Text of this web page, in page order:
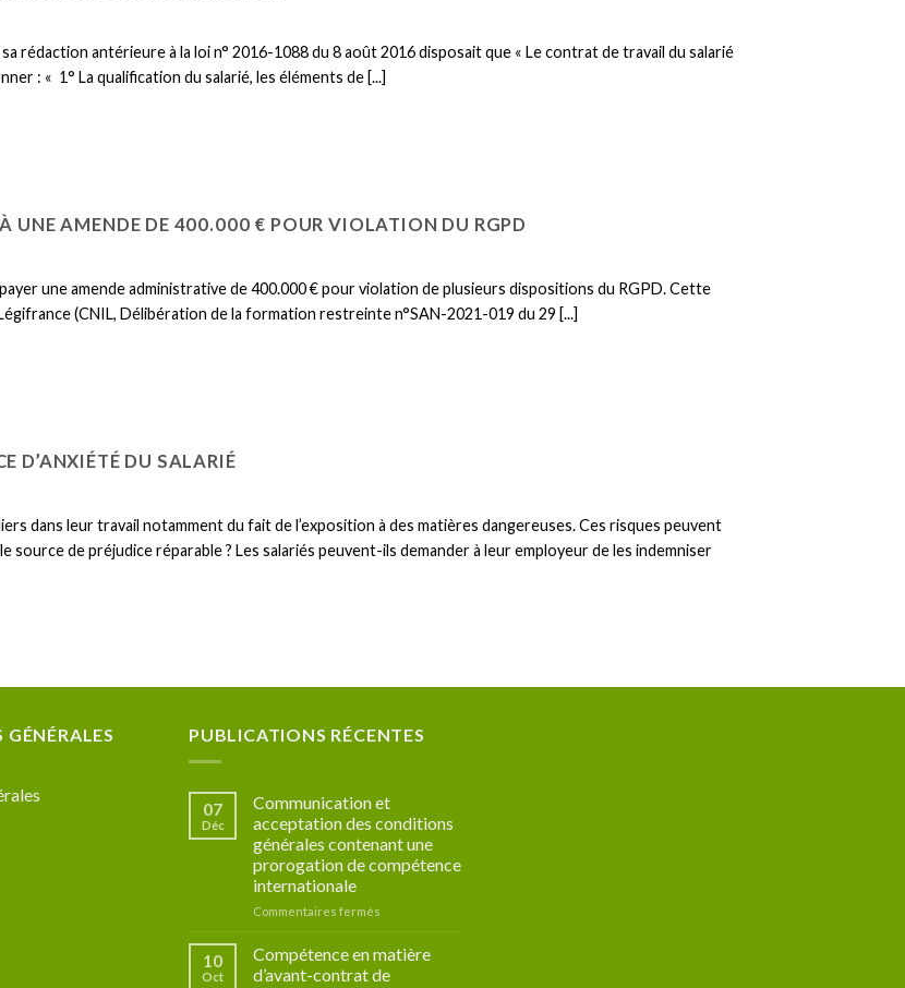
rédaction antérieure à la loi n° 2016-1088 du 8 août 2016 disposait que « Le contrat de travail du salarié
: « 1° La qualification du salarié, les éléments de [...]
UNE AMENDE DE 400.000 € POUR VIOLATION DU RGPD
une amende administrative de 400.000 € pour violation de plusieurs dispositions du RGPD. Cette
(CNIL, Délibération de la formation restreinte n°SAN-2021-019 du 29 [...]
D’ANXIÉTÉ DU SALARIÉ
dans leur travail notamment du fait de l’exposition à des matières dangereuses. Ces risques peuvent
de préjudice réparable ? Les salariés peuvent-ils demander à leur employeur de les indemniser
PUBLICATIONS RÉCENTES
07
Déc
Communication et
acceptation des conditions
générales contenant une
prorogation de compétence
internationale
Commentaires fermés
acceptation
des
10
Oct
Compétence en matière
d’avant-contrat de